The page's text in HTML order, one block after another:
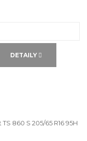
DETAILY
860 S 205/65 R16 95H